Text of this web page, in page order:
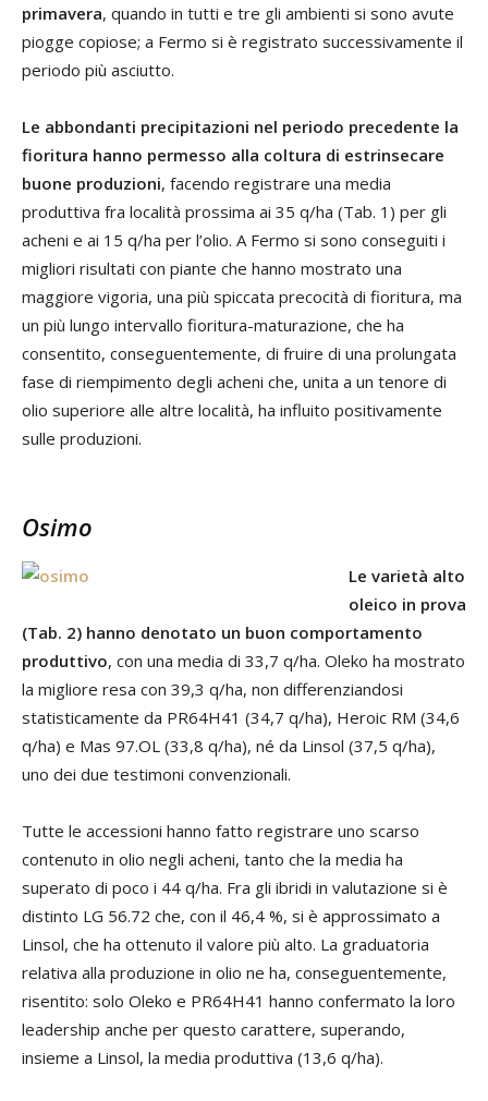
primavera, quando in tutti e tre gli ambienti si sono avute
piogge copiose; a Fermo si è registrato successivamente il
periodo più asciutto.
Le abbondanti precipitazioni nel periodo precedente la
fioritura hanno permesso alla coltura di estrinsecare
buone produzioni, facendo registrare una media
produttiva fra località prossima ai 35 q/ha (Tab. 1) per gli
acheni e ai 15 q/ha per l’olio. A Fermo si sono conseguiti i
migliori risultati con piante che hanno mostrato una
maggiore vigoria, una più spiccata precocità di fioritura, ma
un più lungo intervallo fioritura-maturazione, che ha
consentito, conseguentemente, di fruire di una prolungata
fase di riempimento degli acheni che, unita a un tenore di
olio superiore alle altre località, ha influito positivamente
sulle produzioni.
Osimo
Le varietà alto
oleico in prova
(Tab. 2) hanno denotato un buon comportamento
produttivo, con una media di 33,7 q/ha. Oleko ha mostrato
la migliore resa con 39,3 q/ha, non differenziandosi
statisticamente da PR64H41 (34,7 q/ha), Heroic RM (34,6
q/ha) e Mas 97.OL (33,8 q/ha), né da Linsol (37,5 q/ha),
uno dei due testimoni convenzionali.
Tutte le accessioni hanno fatto registrare uno scarso
contenuto in olio negli acheni, tanto che la media ha
superato di poco i 44 q/ha. Fra gli ibridi in valutazione si è
distinto LG 56.72 che, con il 46,4 %, si è approssimato a
Linsol, che ha ottenuto il valore più alto. La graduatoria
relativa alla produzione in olio ne ha, conseguentemente,
risentito: solo Oleko e PR64H41 hanno confermato la loro
leadership anche per questo carattere, superando,
insieme a Linsol, la media produttiva (13,6 q/ha).